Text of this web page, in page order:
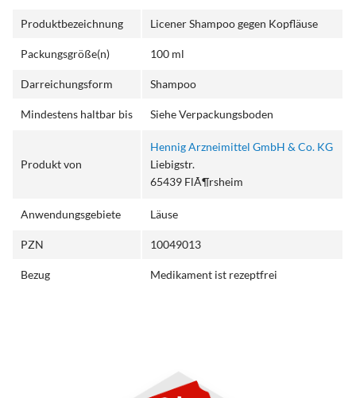
Produktbezeichnung Licener Shampoo gegen Kopfläuse
Packungsgröße(n) 100 ml
Darreichungsform Shampoo
Mindestens haltbar bis Siehe Verpackungsboden
Produkt von
Hennig Arzneimittel GmbH & Co. KG
Liebigstr.
65439 FlÃ¶rsheim
Anwendungsgebiete Läuse
PZN 10049013
Bezug Medikament ist rezeptfrei